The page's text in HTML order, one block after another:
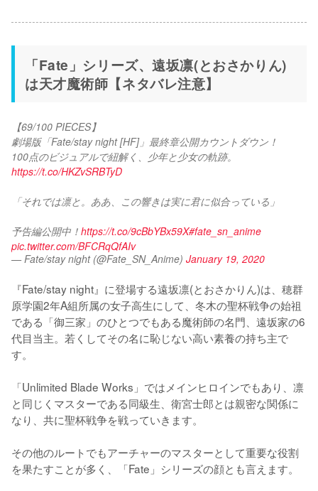
「Fate」シリーズ、遠坂凛(とおさかりん)
は天才魔術師【ネタバレ注意】
【69/100 PIECES】
劇場版「Fate/stay night [HF]」最終章公開カウントダウン！
100点のビジュアルで紐解く、少年と少女の軌跡。
https://t.co/HKZvSRBTyD
「それでは凛と。ああ、この響きは実に君に似合っている」
予告編公開中！ https://t.co/9cBbYBx59X#fate_sn_anime
pic.twitter.com/BFCRqQfAIv
— Fate/stay night (@Fate_SN_Anime) January 19, 2020
『Fate/stay night』に登場する遠坂凛(とおさかりん)は、穂群
原学園2年A組所属の女子高生にして、冬木の聖杯戦争の始祖
である「御三家」のひとつでもある魔術師の名門、遠坂家の6
代目当主。若くしてその名に恥じない高い素養の持ち主で
す。
「Unlimited Blade Works」ではメインヒロインでもあり、凛
と同じくマスターである同級生、衛宮士郎とは親密な関係に
なり、共に聖杯戦争を戦っていきます。
その他のルートでもアーチャーのマスターとして重要な役割
を果たすことが多く、「Fate」シリーズの顔とも言えます。